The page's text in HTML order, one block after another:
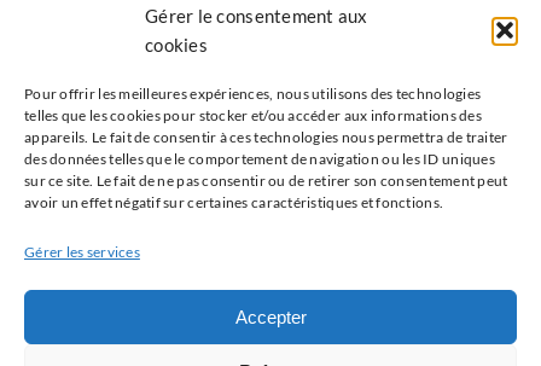
Gérer le consentement aux
cookies
Pour offrir les meilleures expériences, nous utilisons des technologies
telles que les cookies pour stocker et/ou accéder aux informations des
appareils. Le fait de consentir à ces technologies nous permettra de traiter
des données telles que le comportement de navigation ou les ID uniques
sur ce site. Le fait de ne pas consentir ou de retirer son consentement peut
avoir un effet négatif sur certaines caractéristiques et fonctions.
Gérer les services
Accepter
Conditions générales
Partenaires
ISNI : InterSyndicale Nationale des Internes